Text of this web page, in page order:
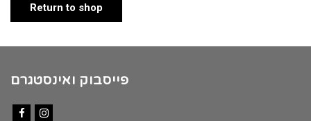
Return to shop
פייסבוק ואינסטגרם